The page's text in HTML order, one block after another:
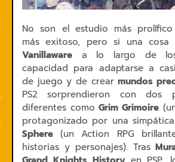
No son el estudio más
más exitoso, pero si una cosa
Vanillaware a lo largo de
capacidad para adaptarse a
de juego y de crearmundos
PS2 sorprendieron con dos
diferentes comoGrim Grimoire
protagonizado por una
Sphere (un Action RPG
historias y personajes). Tras